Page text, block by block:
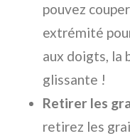
pouvez
extrémité
aux doigts, la
glissante !
Retirer les
retirez les